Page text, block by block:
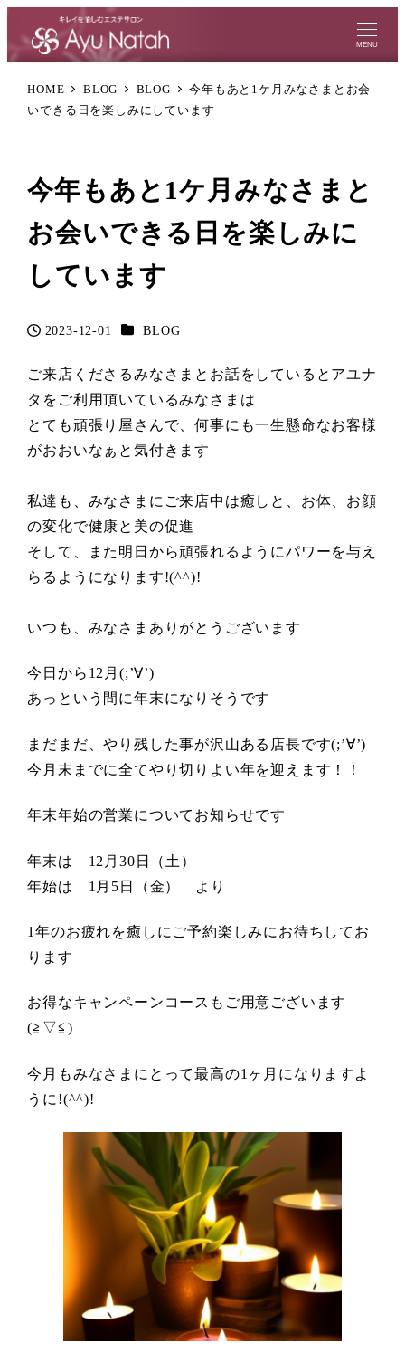
MENU
HOME BLOG BLOG
今年もあと1ケ月みなさまとお会
いできる日を楽しみにしています
今年もあと1ケ月みなさまと
お会いできる日を楽しみに
しています
投稿日
2023-12-01 カテゴリー
BLOG
ご来店くださるみなさまとお話をしているとアユナ
タをご利用頂いているみなさまは
とても頑張り屋さんで、何事にも一生懸命なお客様
がおおいなぁと気付きます
私達も、みなさまにご来店中は癒しと、お体、お顔
の変化で健康と美の促進
そして、また明日から頑張れるようにパワーを与え
らるようになります!(^^)!
いつも、みなさまありがとうございます
今日から12月(;’∀’)
あっという間に年末になりそうです
まだまだ、やり残した事が沢山ある店長です(;’∀’)
今月末までに全てやり切りよい年を迎えます！！
年末年始の営業についてお知らせです
年末は 12月30日（土）
年始は 1月5日（金） より
1年のお疲れを癒しにご予約楽しみにお待ちしてお
ります
お得なキャンペーンコースもご用意ございます
(≧▽≦)
今月もみなさまにとって最高の1ヶ月になりますよ
うに!(^^)!